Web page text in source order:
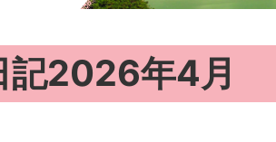
記2026年4月